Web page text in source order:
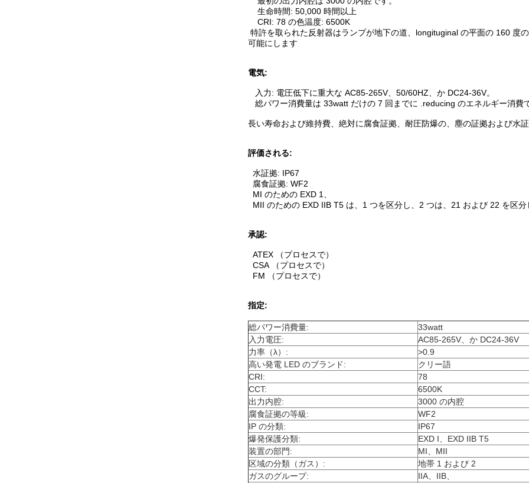
生命時間: 50,000 時間以上
CRI: 78 の色温度: 6500K
特許を取られた反射器はランプが地下の道、longituginal の平面の 160 度
可能にします
電気:
入力: 電圧低下に重大な AC85-265V、50/60HZ、か DC24-36V。
総パワー消費量は 33watt だけの 7 回までに .reducing のエネルギー消費で
長い寿命および維持費、絶対に腐食証拠、耐圧防爆の、塵の証拠および水証
評価される:
水証拠: IP67
腐食証拠: WF2
MI のための EXD 1、
MII のための EXD IIB T5 は、1 つを区分し、2 つは、21 および 22 を区分
承認:
ATEX （プロセスで）
CSA （プロセスで）
FM （プロセスで）
指定:
総パワー消費量:
33watt
入力電圧:
AC85-265V、か DC24-36V
力率（λ）:
>0.9
高い発電 LED のブランド:
クリー語
CRI:
78
CCT:
6500K
出力内腔:
3000 の内腔
腐食証拠の等級:
WF2
IP の分類:
IP67
爆発保護分類:
EXD I、EXD IIB T5
装置の部門:
MI、MII
区域の分類（ガス）:
地帯 1 および 2
ガスのグループ:
IIA、IIB、